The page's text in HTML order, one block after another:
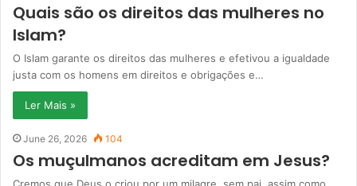
Quais são os direitos das mulheres no
Islam?
O Islam garante os direitos das mulheres e efetivou a igualdade
justa com os homens em direitos e obrigações e…
Ler Mais »
June 26, 2026 104
Os muçulmanos acreditam em Jesus?